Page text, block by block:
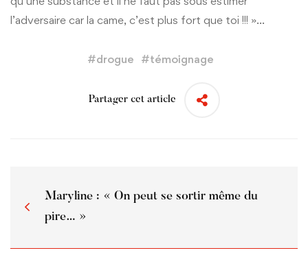
l’adversaire car la came, c’est plus fort que toi !!! »…
#drogue #témoignage
Partager cet article
Maryline : « On peut se sortir même du
pire… »